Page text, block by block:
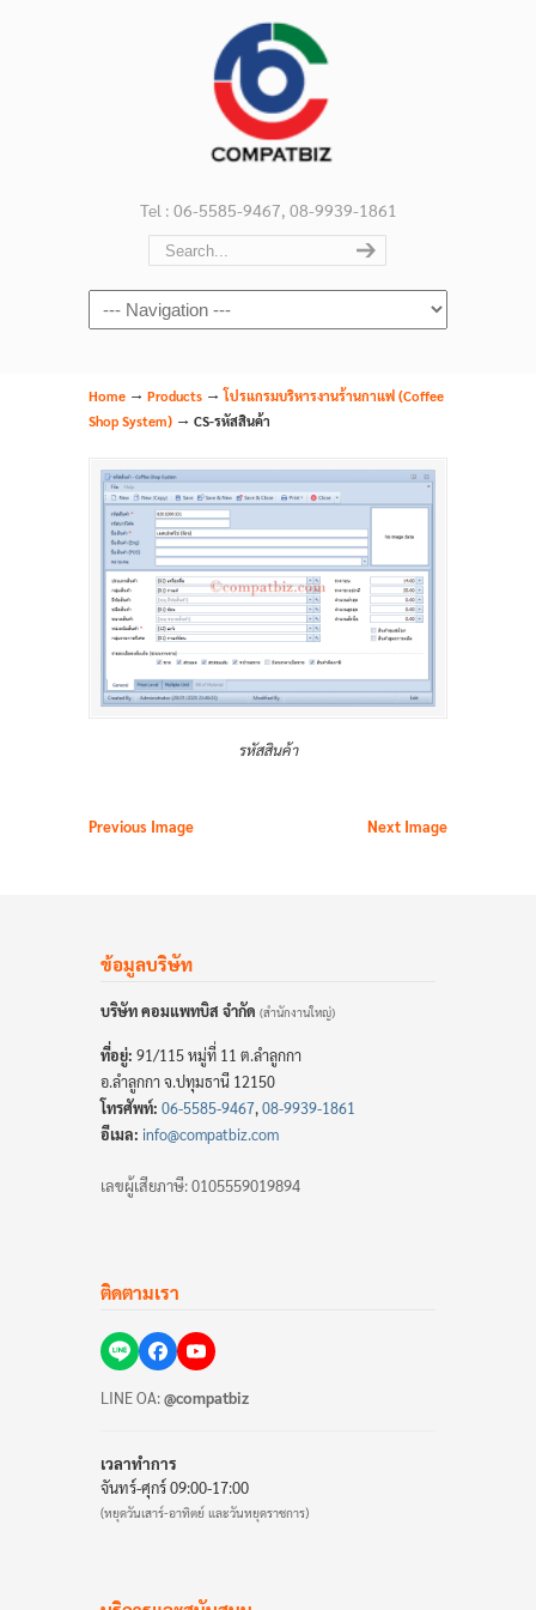
Tel : 06-5585-9467, 08-9939-1861
Navigation
Home → Products →โปรแกรมบริหารงานร้านกาแฟ (Coffee
Shop System) → CS-รหัสสินค้า
รหัสสินค้า
Previous Image Next Image
ข้อมูลบริษัท
บริษัท คอมแพทบิส จำกัด (สำนักงานใหญ่)
ที่อยู่: 91/115 หมู่ที่ 11 ต.ลำลูกกา
อ.ลำลูกกา จ.ปทุมธานี 12150
โทรศัพท์: 06-5585-9467,08-9939-1861
อีเมล: info@compatbiz.com
เลขผู้เสียภาษี: 0105559019894
ติดตามเรา
LINE OA:@compatbiz
เวลาทำการ
จันทร์-ศุกร์ 09:00-17:00
(หยุดวันเสาร์-อาทิตย์ และวันหยุดราชการ)